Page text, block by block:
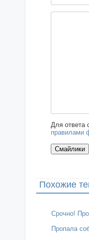
Для ответа
правилами
Похожие
Срочно!
Пропала